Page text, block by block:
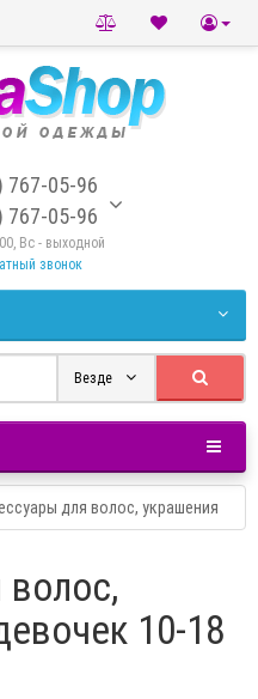
767-05-96
767-05-96
Вс - выходной
звонок
Везде
для волос, украшения
10-18